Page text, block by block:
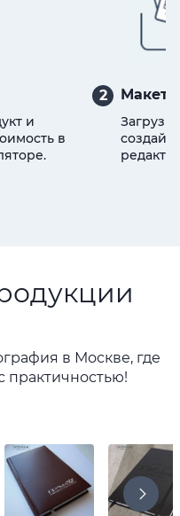
и
в
2 Макет
в Москве, где
практичностью!